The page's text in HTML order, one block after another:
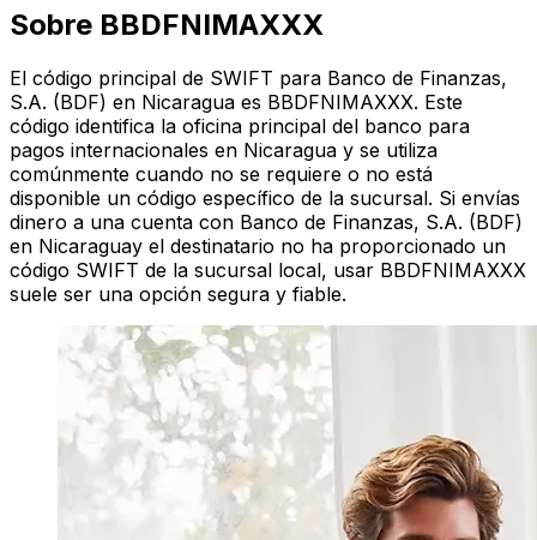
Sobre BBDFNIMAXXX
El código principal de SWIFT para Banco de Finanzas,
S.A. (BDF) en Nicaragua es BBDFNIMAXXX. Este
código identifica la oficina principal del banco para
pagos internacionales en Nicaragua y se utiliza
comúnmente cuando no se requiere o no está
disponible un código específico de la sucursal. Si envías
dinero a una cuenta con Banco de Finanzas, S.A. (BDF)
en Nicaraguay el destinatario no ha proporcionado un
código SWIFT de la sucursal local, usar BBDFNIMAXXX
suele ser una opción segura y fiable.